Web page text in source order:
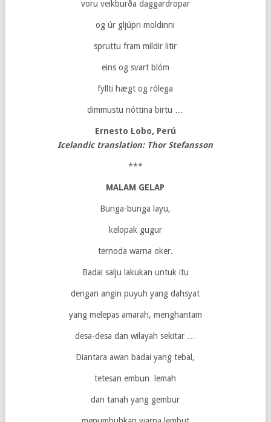
voru veikburða daggardropar
og úr gljúpri moldinni
spruttu fram mildir litir
eins og svart blóm
fyllti hægt og rólega
dimmustu nóttina birtu …
Ernesto Lobo, Perú
Icelandic translation: Thor Stefansson
***
MALAM GELAP
Bunga-bunga layu,
kelopak gugur
ternoda warna oker.
Badai salju lakukan untuk itu
dengan angin puyuh yang dahsyat
yang melepas amarah, menghantam
desa-desa dan wilayah sekitar …
Diantara awan badai yang tebal,
tetesan embun lemah
dan tanah yang gembur